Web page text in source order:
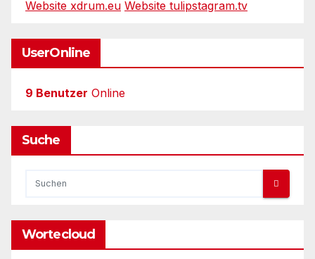
Website xdrum.eu Website tulipstagram.tv
UserOnline
9 Benutzer Online
Suche
Wortecloud